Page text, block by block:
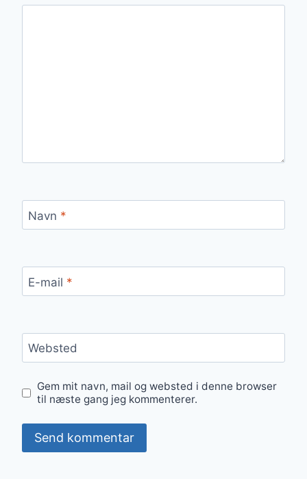
Navn *
E-mail *
Websted
Gem mit navn, mail og websted i denne browser
til næste gang jeg kommenterer.